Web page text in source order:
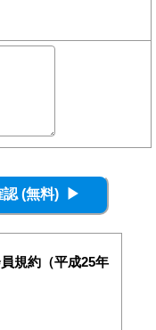
規約（平成25年